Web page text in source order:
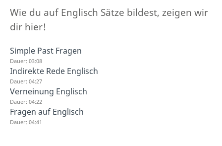
Wie du auf Englisch Sätze bildest, zeigen wir
dir hier!
Simple Past Fragen
Dauer: 03:08
Indirekte Rede Englisch
Dauer: 04:27
Verneinung Englisch
Dauer: 04:22
Fragen auf Englisch
Dauer: 04:41